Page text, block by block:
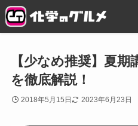
【少なめ推奨】夏
を徹底解説！
2018年5月15日 2023年6月23日